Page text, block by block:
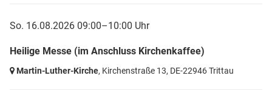
So. 16.08.2026 09:00–10:00 Uhr
Heilige Messe (im Anschluss Kirchenkaffee)
Martin-Luther-Kirche, Kirchenstraße 13, DE-22946 Trittau